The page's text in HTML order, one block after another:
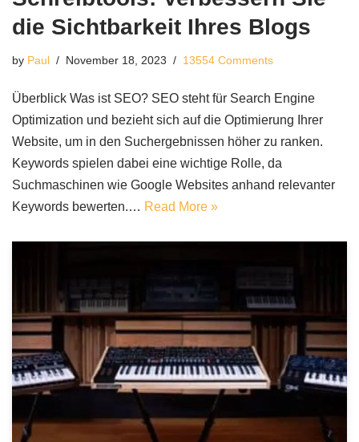
die Sichtbarkeit Ihres Blogs
by Paul November 18, 2023 13554 Comments
Überblick Was ist SEO? SEO steht für Search Engine
Optimization und bezieht sich auf die Optimierung Ihrer
Website, um in den Suchergebnissen höher zu ranken.
Keywords spielen dabei eine wichtige Rolle, da
Suchmaschinen wie Google Websites anhand relevanter
Keywords bewerten.… Read More »